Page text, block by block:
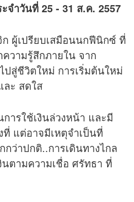
จำวันที่ 25 - 31 ส.ค. 2557
ผู้เปรียบเสมือนนกฟีนิกซ์ ที่
วามรู้สึกภายใน จาก
สู่ชีวิตใหม่ การเริ่มต้นใหม่
ละ สดใส
ารใช้เงินล่วงหน้า และมี
ที่ แต่อาจมีเหตุจำเป็นที่
กว่าปกติ..การเดินทางไกล
ตามความเชื่อ ศรัทธา ที่